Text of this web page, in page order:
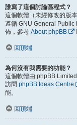
誰寫了這個討論區程式？
這個軟體（未經修改的版
遵循 GNU General Public
佈，參考 About phpBB
回頂端
為何沒有我需要的功能？
這個軟體由 phpBB
訪問 phpBB Ideas Centre
能。
回頂端